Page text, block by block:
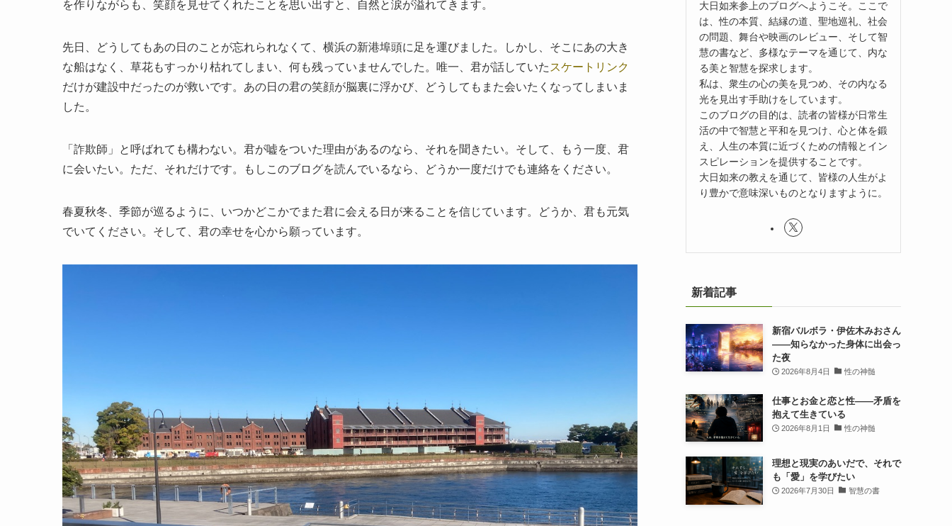
を作りながらも、笑顔を見せてくれたことを思い出すと、自然と涙が溢れてきます。
先日、どうしてもあの日のことが忘れられなくて、横浜の新港埠頭に足を運びました。しかし、そこにあの大き
な船はなく、草花もすっかり枯れてしまい、何も残っていませんでした。唯一、君が話していた スケートリンク
だけが建設中だったのが救いです。あの日の君の笑顔が脳裏に浮かび、どうしてもまた会いたくなってしまいま
した。
「詐欺師」と呼ばれても構わない。君が嘘をついた理由があるのなら、それを聞きたい。そして、もう一度、君
に会いたい。ただ、それだけです。もしこのブログを読んでいるなら、どうか一度だけでも連絡をください。
春夏秋冬、季節が巡るように、いつかどこかでまた君に会える日が来ることを信じています。どうか、君も元気
でいてください。そして、君の幸せを心から願っています。
大日如来参上のブログへようこそ。ここで
は、性の本質、結縁の道、聖地巡礼、社会
の問題、舞台や映画のレビュー、そして智
慧の書など、多様なテーマを通じて、内な
る美と智慧を探求します。
私は、衆生の心の美を見つめ、その内なる
光を見出す手助けをしています。
このブログの目的は、読者の皆様が日常生
活の中で智慧と平和を見つけ、心と体を鍛
え、人生の本質に近づくための情報とイン
スピレーションを提供することです。
大日如来の教えを通じて、皆様の人生がよ
り豊かで意味深いものとなりますように。
新着記事
新宿バルボラ・伊佐木みおさん
――知らなかった身体に出会っ
た夜
2026年8月4日 性の神髄
仕事とお金と恋と性——矛盾を
抱えて生きている
2026年8月1日 性の神髄
理想と現実のあいだで、それで
も「愛」を学びたい
2026年7月30日 智慧の書